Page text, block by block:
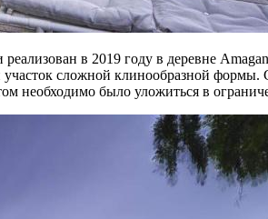
реализован в 2019 году в деревне
участок сложной клинообразной
необходимо было уложиться в